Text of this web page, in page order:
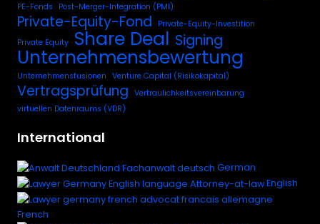
PE-Fonds
Post-Merger-Integration (PMI)
Private-Equity-Fond
Private-Equity-Investition
Private Equity Share Deal Signing
Unternehmensbewertung
Unternehmensfusionen Venture Capital (Risikokapital)
Vertragsprüfung Vertraulichkeitsvereinbarung
virtuellen Datenraums (VDR)
International
German
English
French